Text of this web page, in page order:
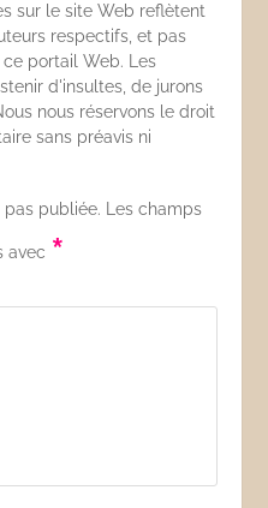
sur le site Web reflètent
respectifs, et pas
portail Web. Les
d'insultes, de jurons
nous réservons le droit
sans préavis ni
publiée. Les champs
avec *